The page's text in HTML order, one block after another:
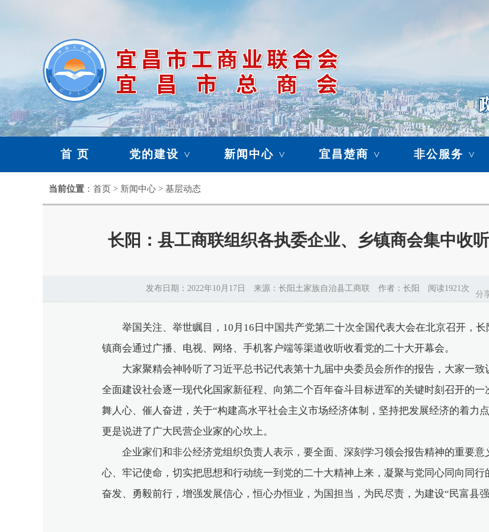
首 页 党的建设 > 新闻中心 > 宜昌楚商 > 非公服务 >
暂存栏目>
当前位置 ：首页 > 新闻中心 > 基层动态
长阳：县工商联组织各执委企业、乡镇商会集中收
发布日期：2022年10月17日 来源：长阳土家族自治县工商联 作者：长阳 阅读1921次
分
举国关注、举世瞩目，10月16日中国共产党第二十次全国代表大会在北京召开，长
镇商会通过广播、电视、网络、手机客户端等渠道收听收看党的二十大开幕会。
大家聚精会神聆听了习近平总书记代表第十九届中央委员会所作的报告，大家一致
全面建设社会逐一现代化国家新征程、向第二个百年奋斗目标进军的关键时刻召开的
舞人心、催人奋进，关于“构建高水平社会主义市场经济体制，坚持把发展经济的着力
更是说进了广大民营企业家的心坎上。
企业家们和非公经济党组织负责人表示，要全面、深刻学习领会报告精神的重要意
心、牢记使命，切实把思想和行动统一到党的二十大精神上来，凝聚与党同心同向同
奋发、勇毅前行，增强发展信心，恒心办恒业，为国担当，为民尽责，为建设“民富县